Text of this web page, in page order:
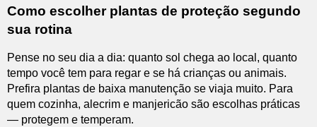
Como escolher plantas de proteção segundo
sua rotina
Pense no seu dia a dia: quanto sol chega ao local, quanto
tempo você tem para regar e se há crianças ou animais.
Prefira plantas de baixa manutenção se viaja muito. Para
quem cozinha, alecrim e manjericão são escolhas práticas
— protegem e temperam.